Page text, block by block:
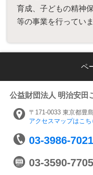
育成、子どもの精神
等の事業を行っていま
ペ
公益財団法人 明治安田
〒171-0033 東京都豊
アクセスマップはこち
03-3986-7021
03-3590-7705